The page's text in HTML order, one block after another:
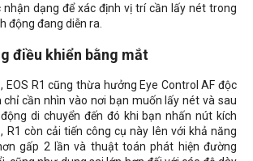
nhận dạng để xác định vị trí cần lấy nét trong
động đang diễn ra.
điều khiển bằng mắt
EOS R1 cũng thừa hưởng Eye Control AF độc
chỉ cần nhìn vào nơi bạn muốn lấy nét và sau
di chuyển đến đó khi bạn nhấn nút kích
R1 còn cải tiến công cụ này lên với khả năng
gấp 2 lần và thuật toán phát hiện đường